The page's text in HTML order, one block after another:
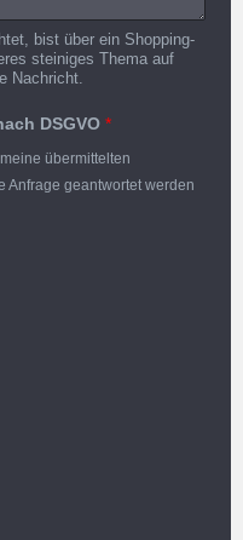
bist über ein Shopping-
steiniges Thema auf
Nachricht.
DSGVO *
übermittelten
Anfrage geantwortet werden